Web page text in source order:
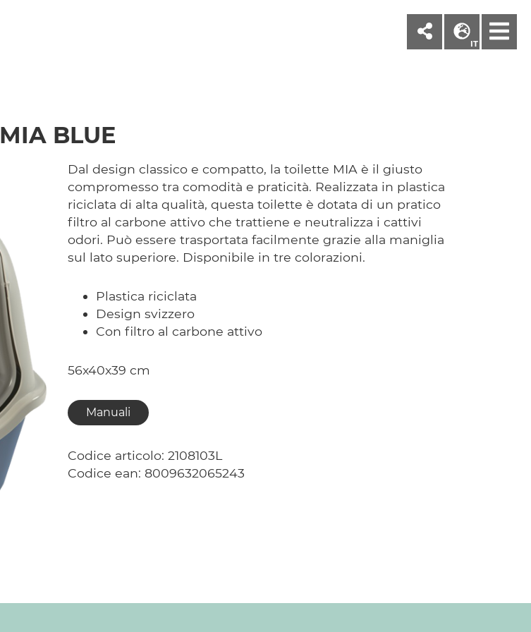
IT
MIA BLUE
Dal design classico e compatto, la toilette MIA è il giusto
compromesso tra comodità e praticità. Realizzata in plastica
riciclata di alta qualità, questa toilette è dotata di un pratico
filtro al carbone attivo che trattiene e neutralizza i cattivi
odori. Può essere trasportata facilmente grazie alla maniglia
sul lato superiore. Disponibile in tre colorazioni.
Plastica riciclata
Design svizzero
Con filtro al carbone attivo
56x40x39 cm
Manuali
Codice articolo: 2108103L
Codice ean: 8009632065243